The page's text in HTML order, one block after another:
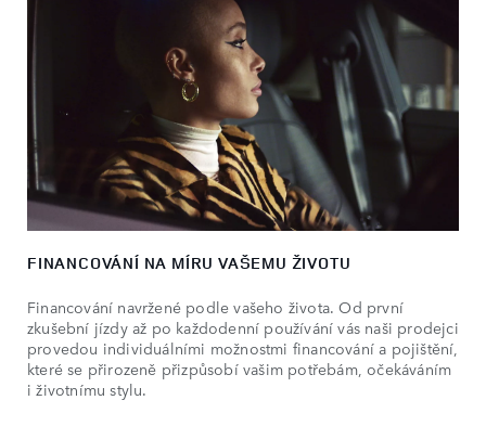
FINANCOVÁNÍ NA MÍRU VAŠEMU ŽIVOTU
Financování navržené podle vašeho života. Od první
zkušební jízdy až po každodenní používání vás naši prodejci
provedou individuálními možnostmi financování a pojištění,
které se přirozeně přizpůsobí vašim potřebám, očekáváním
i životnímu stylu.